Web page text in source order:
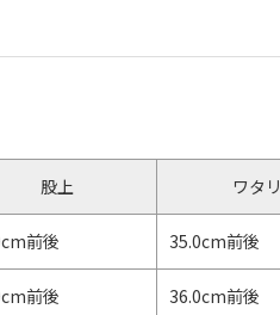
股上 ワタリ
前後 35.0cm前後
前後 36.0cm前後